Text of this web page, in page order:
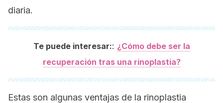
diaria.
Te puede interesar:: ¿Cómo debe ser la
recuperación tras una rinoplastia?
Estas son algunas ventajas de la rinoplastia